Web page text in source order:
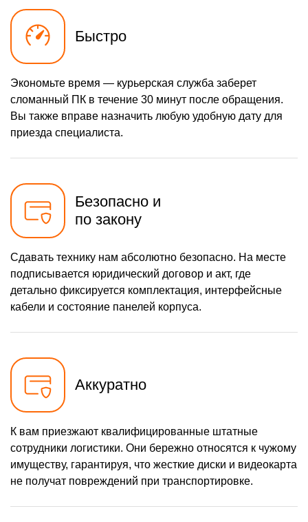
Быстро
Экономьте время — курьерская служба заберет
сломанный ПК в течение 30 минут после обращения.
Вы также вправе назначить любую удобную дату для
приезда специалиста.
Безопасно и
по закону
Сдавать технику нам абсолютно безопасно. На месте
подписывается юридический договор и акт, где
детально фиксируется комплектация, интерфейсные
кабели и состояние панелей корпуса.
Аккуратно
К вам приезжают квалифицированные штатные
сотрудники логистики. Они бережно относятся к чужому
имуществу, гарантируя, что жесткие диски и видеокарта
не получат повреждений при транспортировке.